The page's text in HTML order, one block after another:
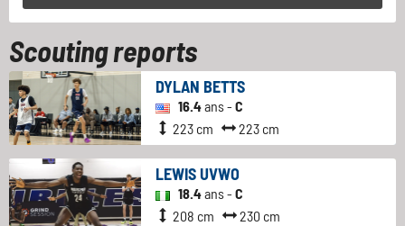
Scouting reports
DYLAN BETTS
16.4ans - C
223 cm
223 cm
LEWIS UVWO
18.4ans - C
208 cm
230 cm